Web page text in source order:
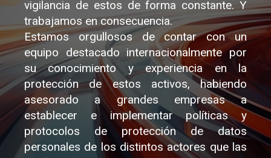
vigilancia de estos de forma constante. Y
trabajamos en consecuencia.
Estamos orgullosos de contar con un
equipo destacado internacionalmente por
su conocimiento y experiencia en la
protección de estos activos, habiendo
asesorado a grandes empresas a
establecer e implementar políticas y
protocolos de protección de datos
personales de los distintos actores que las